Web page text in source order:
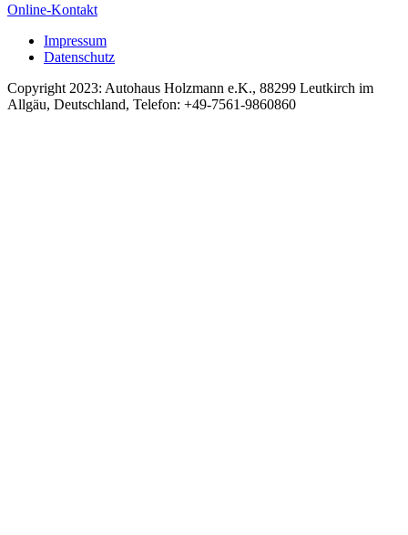
Online-Kontakt
Impressum
Datenschutz
Copyright 2023: Autohaus Holzmann e.K., 88299 Leutkirch im
Allgäu, Deutschland, Telefon: +49-7561-9860860